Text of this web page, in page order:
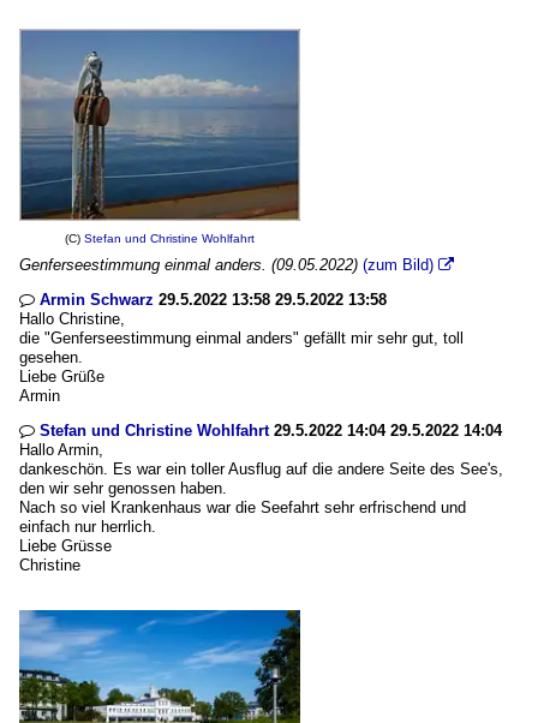
(C) Stefan und Christine Wohlfahrt
Genferseestimmung einmal anders. (09.05.2022) (zum Bild) 
 Armin Schwarz 29.5.2022 13:58 29.5.2022 13:58
Hallo Christine,
die "Genferseestimmung einmal anders" gefällt mir sehr gut, toll
gesehen.
Liebe Grüße
Armin
 Stefan und Christine Wohlfahrt29.5.2022 14:04 29.5.2022 14:04
Hallo Armin,
dankeschön. Es war ein toller Ausflug auf die andere Seite des See's,
den wir sehr genossen haben.
Nach so viel Krankenhaus war die Seefahrt sehr erfrischend und
einfach nur herrlich.
Liebe Grüsse
Christine